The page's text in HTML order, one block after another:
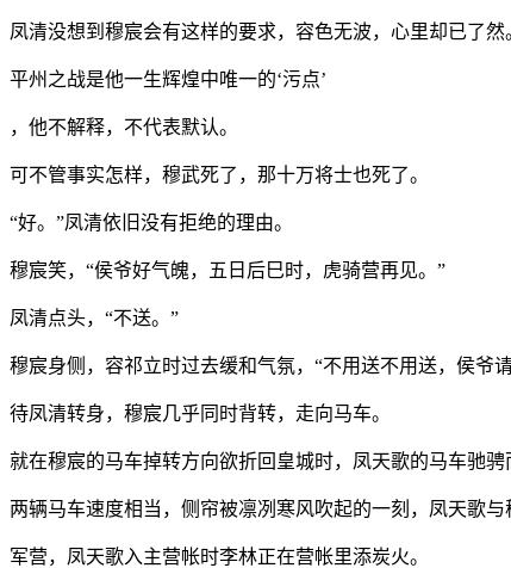
凤清没想到穆宸会有这样的要求，容色无波，心里却已了然
平州之战是他一生辉煌中唯一的‘污点’
，他不解释，不代表默认。
可不管事实怎样，穆武死了，那十万将士也死了。
“好。”凤清依旧没有拒绝的理由。
穆宸笑，“侯爷好气魄，五日后巳时，虎骑营再见。”
凤清点头，“不送。”
穆宸身侧，容祁立时过去缓和气氛，“不用送不用送，侯爷
待凤清转身，穆宸几乎同时背转，走向马车。
就在穆宸的马车掉转方向欲折回皇城时，凤天歌的马车驰骋
两辆马车速度相当，侧帘被凛冽寒风吹起的一刻，凤天歌
军营，凤天歌入主营帐时李林正在营帐里添炭火。